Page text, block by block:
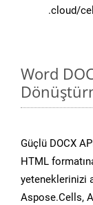
.cloud/
Word
Güçlü DOCX
HTML
yeteneklerinizi
Aspose.Cells,